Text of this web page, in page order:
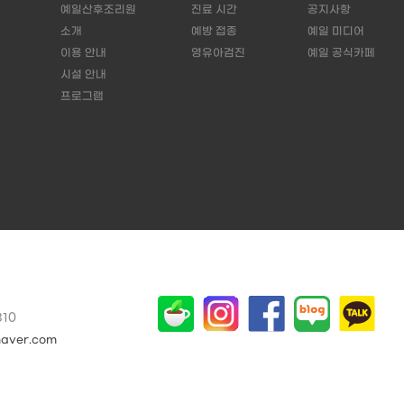
예일산후조리원
소개
이용 안내
시설 안내
프로그램
진료 시간
예방 접종
영유아검진
공지사항
예일 미디어
예일 공식카페